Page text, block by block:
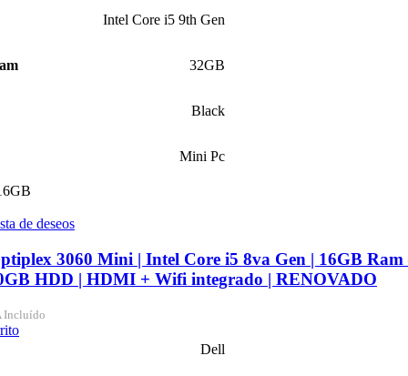
Intel Core i5 9th Gen
32GB
Black
Mini Pc
de deseos
3060 Mini | Intel Core i5 8va Gen | 16GB Ram
HDD | HDMI + Wifi integrado | RENOVADO
Incluído
Dell